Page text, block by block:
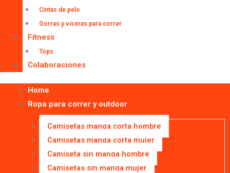
Cintas de pelo
Gorras y viseras para correr
Fitness
Tops
Colaboraciones
Home
Ropa para correr y outdoor
Camisetas manga corta hombre
Camisetas manga corta mujer
Camiseta sin manga hombre
Camisetas sin manga mujer